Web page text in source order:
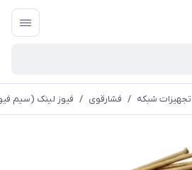
تجهیزات شبکه / فشارقوی / فیوز لینک (سیم